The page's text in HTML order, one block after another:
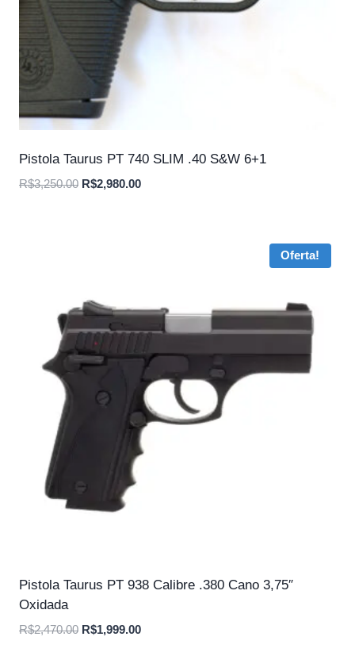
Pistola Taurus PT 740 SLIM .40 S&W 6+1
R$3,250.00 O
R$2,980.00O
Oferta!
Pistola Taurus PT 938 Calibre .380 Cano 3,75″
Oxidada
R$2,470.00 O
R$1,999.00O